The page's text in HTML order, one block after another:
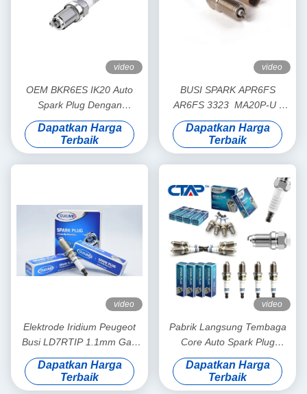
video
OEM BKR6ES IK20 Auto
Spark Plug Dengan
Elektroda Iridium Dan
Platinum
Dapatkan Harga
Terbaik
video
BUSI SPARK APR6FS
AR6FS 3323 MA20P-U /
MA20PR-U
Dapatkan Harga
Terbaik
video
Elektrode Iridium Peugeot
Busi LD7RTIP 1.1mm Gap
Efisiensi Bahan Bakar Tinggi
NGK toyota
Dapatkan Harga
Terbaik
video
Pabrik Langsung Tembaga
Core Auto Spark Plug
dengan 19 mm Jangkauan
16 mm Hex dan Panas
Range 6 untuk BKR5EYA11
Dapatkan Harga
Terbaik